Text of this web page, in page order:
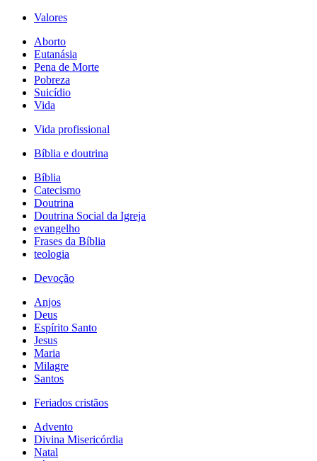
Valores
Aborto
Eutanásia
Pena de Morte
Pobreza
Suicídio
Vida
Vida profissional
Bíblia e doutrina
Bíblia
Catecismo
Doutrina
Doutrina Social da Igreja
evangelho
Frases da Bíblia
teologia
Devoção
Anjos
Deus
Espírito Santo
Jesus
Maria
Milagre
Santos
Feriados cristãos
Advento
Divina Misericórdia
Natal